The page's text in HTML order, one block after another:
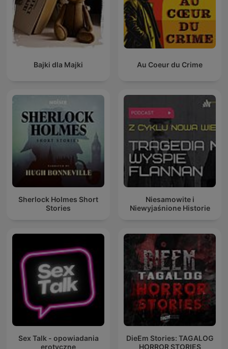
Bajki dla Majki Au Coeur du Crime
Sherlock Holmes Short
Stories
Niesamowite i
Niewyjaśnione Historie
Sex Talk - opowiadania
erotyczne
DieEm Stories: TAGALOG
HORROR STORIES